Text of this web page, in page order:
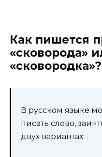
Как пишется
«сковорода»
«сковородка»?
В русском языке
писать слово,
двух вариантах: